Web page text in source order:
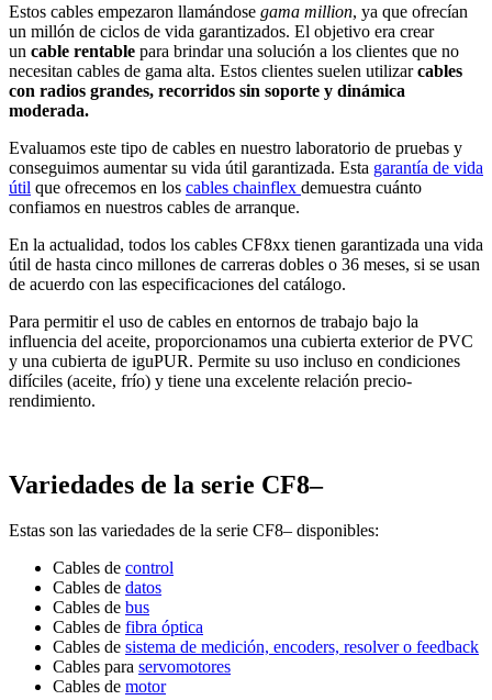
Estos cables empezaron llamándose gama million, ya que ofrecían
un millón de ciclos de vida garantizados. El objetivo era crear
un cable rentable para brindar una solución a los clientes que no
necesitan cables de gama alta. Estos clientes suelen utilizarcables
con radios grandes, recorridos sin soporte y dinámica
moderada.
Evaluamos este tipo de cables en nuestro laboratorio de pruebas y
conseguimos aumentar su vida útil garantizada. Esta garantía de vida
útil que ofrecemos en los cables chainflex demuestra cuánto
confiamos en nuestros cables de arranque.
En la actualidad, todos los cables CF8xx tienen garantizada una vida
útil de hasta cinco millones de carreras dobles o 36 meses, si se usan
de acuerdo con las especificaciones del catálogo.
Para permitir el uso de cables en entornos de trabajo bajo la
influencia del aceite, proporcionamos una cubierta exterior de PVC
y una cubierta de iguPUR. Permite su uso incluso en condiciones
difíciles (aceite, frío) y tiene una excelente relación precio-
rendimiento.
Variedades de la serie CF8–
Estas son las variedades de la serie CF8– disponibles:
Cables de control
Cables de datos
Cables de bus
Cables de fibra óptica
Cables de sistema de medición, encoders, resolver o feedback
Cables para servomotores
Cables de motor